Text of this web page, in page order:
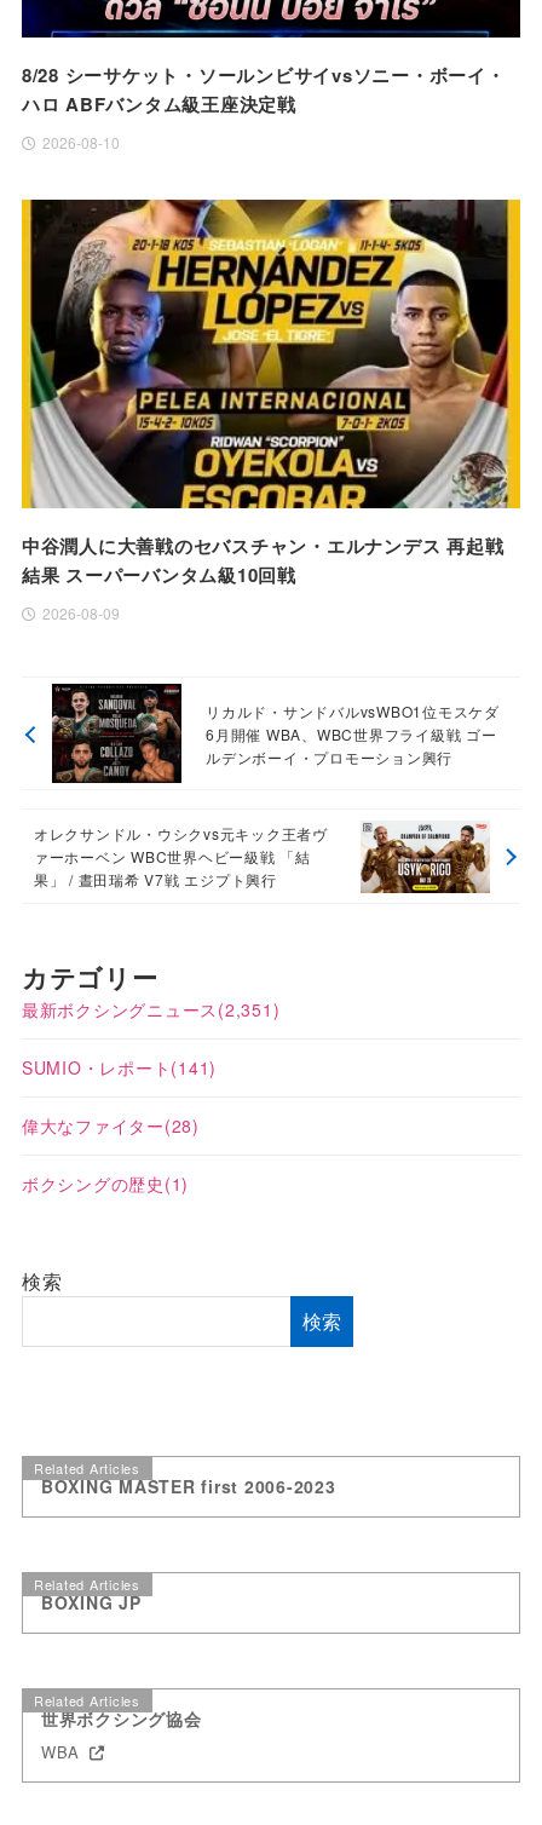
8/28 シーサケット・ソールンビサイvsソニー・ボーイ・
ハロ ABFバンタム級王座決定戦
2026-08-10
中谷潤人に大善戦のセバスチャン・エルナンデス 再起戦
結果 スーパーバンタム級10回戦
2026-08-09
リカルド・サンドバルvsWBO1位モスケダ
6月開催 WBA、WBC世界フライ級戦 ゴー
ルデンボーイ・プロモーション興行
オレクサンドル・ウシクvs元キック王者ヴ
ァーホーベン WBC世界ヘビー級戦 「結
果」 / 晝田瑞希 V7戦 エジプト興行
カテゴリー
最新ボクシングニュース (2,351)
SUMIO・レポート (141)
偉大なファイター(28)
ボクシングの歴史 (1)
検索
検索
Related Articles
BOXING MASTER first 2006-2023
Related Articles
BOXING JP
Related Articles
世界ボクシング協会
WBA